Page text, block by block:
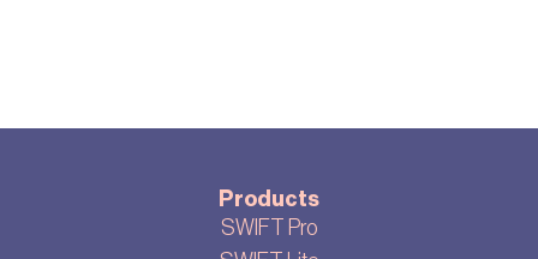
Products
SWIFT Pro